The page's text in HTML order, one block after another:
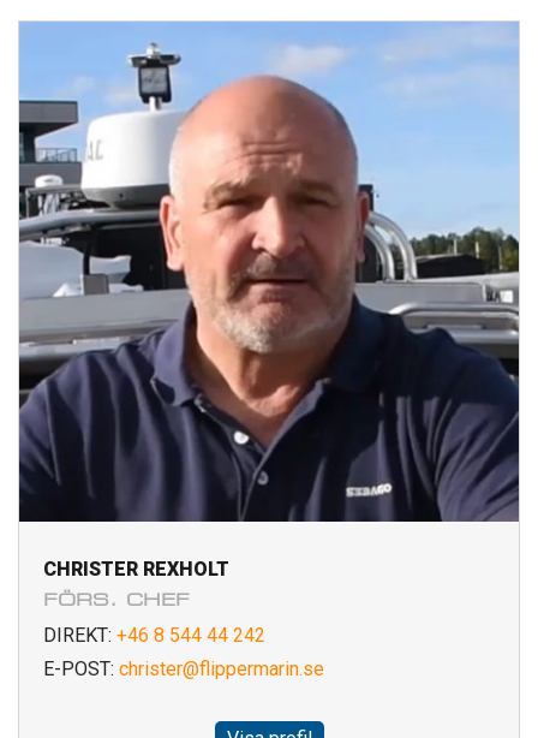
CHRISTER REXHOLT
FÖRS. CHEF
DIREKT: +46 8 544 44 242
E-POST: christer@flippermarin.se